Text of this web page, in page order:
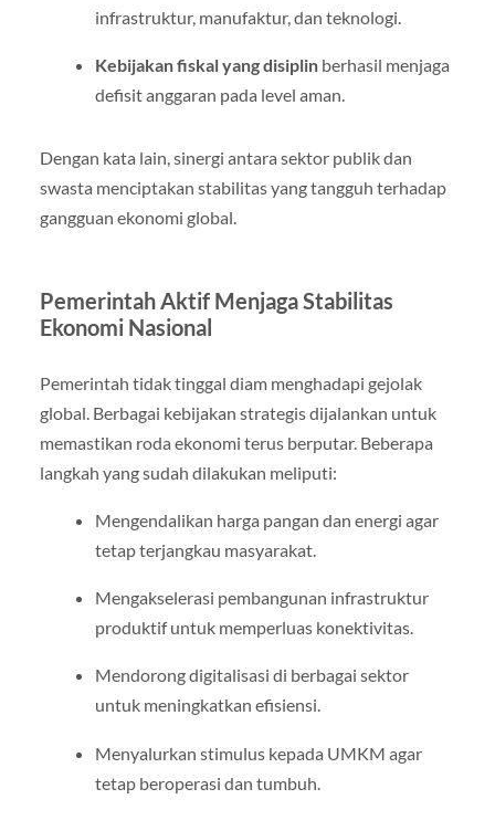
infrastruktur, manufaktur, dan teknologi.
Kebijakan fiskal yang disiplinberhasil menjaga
defisit anggaran pada level aman.
Dengan kata lain, sinergi antara sektor publik dan
swasta menciptakan stabilitas yang tangguh terhadap
gangguan ekonomi global.
Pemerintah Aktif Menjaga Stabilitas
Ekonomi Nasional
Pemerintah tidak tinggal diam menghadapi gejolak
global. Berbagai kebijakan strategis dijalankan untuk
memastikan roda ekonomi terus berputar. Beberapa
langkah yang sudah dilakukan meliputi:
Mengendalikan harga pangan dan energi agar
tetap terjangkau masyarakat.
Mengakselerasi pembangunan infrastruktur
produktif untuk memperluas konektivitas.
Mendorong digitalisasi di berbagai sektor
untuk meningkatkan efisiensi.
Menyalurkan stimulus kepada UMKM agar
tetap beroperasi dan tumbuh.